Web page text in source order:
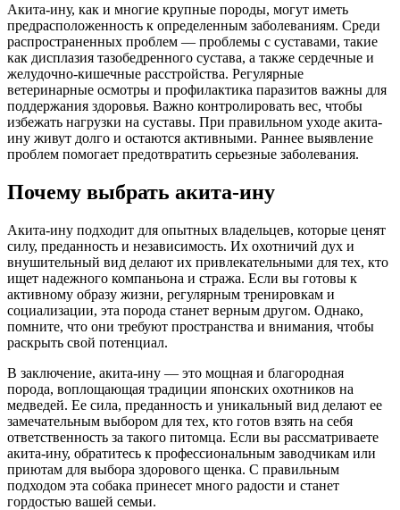
Акита-ину, как и многие крупные породы, могут иметь
предрасположенность к определенным заболеваниям. Среди
распространенных проблем — проблемы с суставами, такие
как дисплазия тазобедренного сустава, а также сердечные и
желудочно-кишечные расстройства. Регулярные
ветеринарные осмотры и профилактика паразитов важны для
поддержания здоровья. Важно контролировать вес, чтобы
избежать нагрузки на суставы. При правильном уходе акита-
ину живут долго и остаются активными. Раннее выявление
проблем помогает предотвратить серьезные заболевания.
Почему выбрать акита-ину
Акита-ину подходит для опытных владельцев, которые ценят
силу, преданность и независимость. Их охотничий дух и
внушительный вид делают их привлекательными для тех, кто
ищет надежного компаньона и стража. Если вы готовы к
активному образу жизни, регулярным тренировкам и
социализации, эта порода станет верным другом. Однако,
помните, что они требуют пространства и внимания, чтобы
раскрыть свой потенциал.
В заключение, акита-ину — это мощная и благородная
порода, воплощающая традиции японских охотников на
медведей. Ее сила, преданность и уникальный вид делают ее
замечательным выбором для тех, кто готов взять на себя
ответственность за такого питомца. Если вы рассматриваете
акита-ину, обратитесь к профессиональным заводчикам или
приютам для выбора здорового щенка. С правильным
подходом эта собака принесет много радости и станет
гордостью вашей семьи.